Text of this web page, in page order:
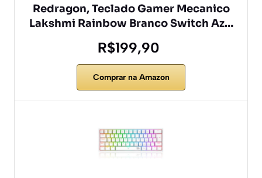
Redragon, Teclado Gamer Mecanico
Lakshmi Rainbow Branco Switch Az…
R$199,90
Comprar na Amazon